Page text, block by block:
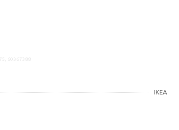
IKEA